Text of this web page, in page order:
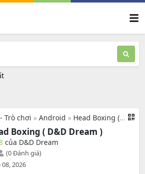
Trò chơi » Android » Head Boxing ( D&D Dream )
Boxing ( D&D Dream )
của D&D Dream
(0 Đánh giá)
08, 2026